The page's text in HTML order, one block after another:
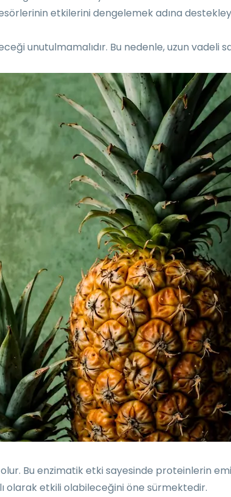
etkilerini dengelemek adına
unutulmamalıdır. Bu nedenle, uzun vadeli
Bu enzimatik etki sayesinde proteinlerin
olarak etkili olabileceğini öne sürmektedir.